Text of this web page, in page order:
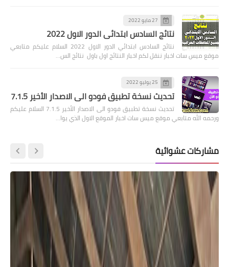
27 مايو 2022
نتائج السادس ابتدائي الدور الاول 2022
نتائج السادس ابتدائي الدور الاول 2022 السلام عليكم متابعي
موقع ميس سات اخبار ننقل لكم اخبار النتائج اول باول نتائج الس…
25 يوليو 2022
تحديث نسخة تطبيق فودو الى الاصدار الأخير 7.1.5
تحديث نسخة تطبيق فودو الى الاصدار الأخير 7.1.5 السلام عليكم
ورحمه الله متابعي موقع ميس سات اخبار الموقع الاول الذي يوا…
مشاركات عشوائية